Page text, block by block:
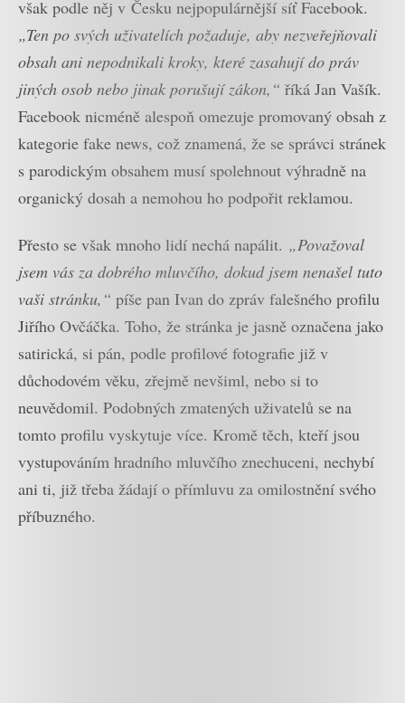
však podle něj v Česku nejpopulárnější síť Facebook.
„Ten po svých uživatelích požaduje, aby nezveřejňovali
obsah ani nepodnikali kroky, které zasahují do práv
jiných osob nebo jinak porušují zákon,“ říká Jan Vašík.
Facebook nicméně alespoň omezuje promovaný obsah z
kategorie fake news, což znamená, že se správci stránek
s parodickým obsahem musí spolehnout výhradně na
organický dosah a nemohou ho podpořit reklamou.
Přesto se však mnoho lidí nechá napálit. „Považoval
jsem vás za dobrého mluvčího, dokud jsem nenašel tuto
vaši stránku,“ píše pan Ivan do zpráv falešného profilu
Jiřího Ovčáčka. Toho, že stránka je jasně označena jako
satirická, si pán, podle profilové fotografie již v
důchodovém věku, zřejmě nevšiml, nebo si to
neuvědomil. Podobných zmatených uživatelů se na
tomto profilu vyskytuje více. Kromě těch, kteří jsou
vystupováním hradního mluvčího znechuceni, nechybí
ani ti, již třeba žádají o přímluvu za omilostnění svého
příbuzného.